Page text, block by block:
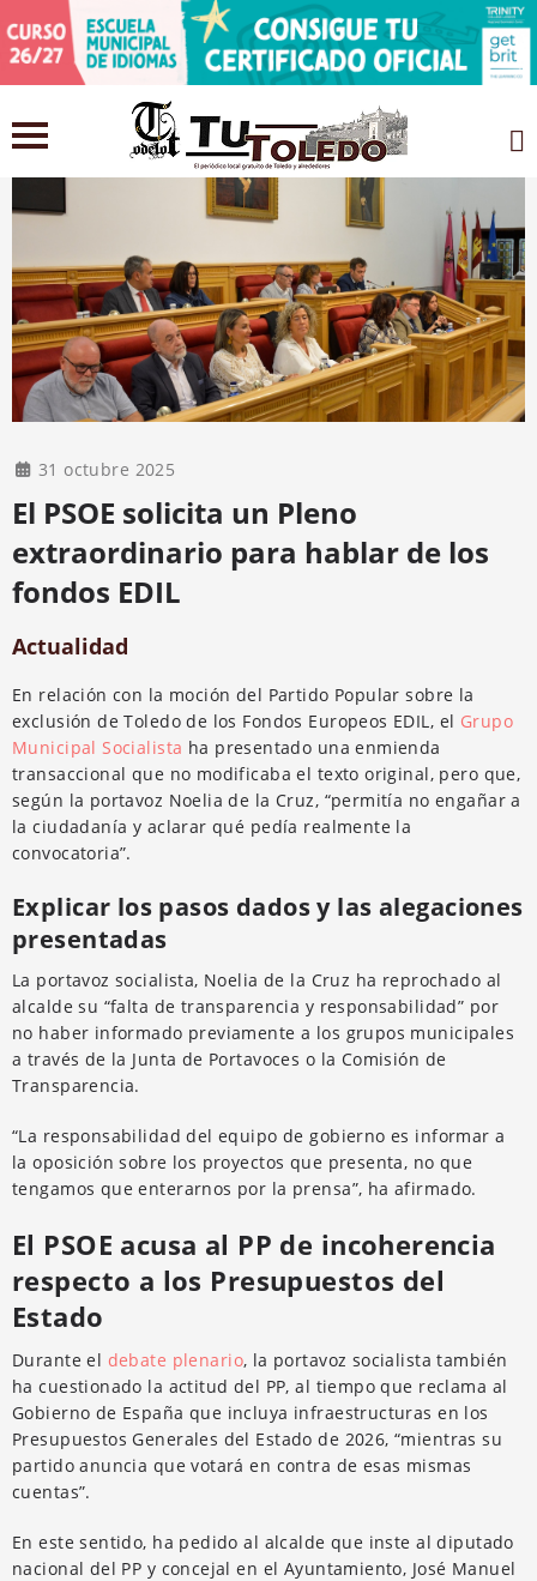
31 octubre 2025
El PSOE solicita un Pleno
extraordinario para hablar de los
fondos EDIL
Actualidad
En relación con la moción del Partido Popular sobre la
exclusión de Toledo de los Fondos Europeos EDIL, el Grupo
Municipal Socialista ha presentado una enmienda
transaccional que no modificaba el texto original, pero que,
según la portavoz Noelia de la Cruz, “permitía no engañar a
la ciudadanía y aclarar qué pedía realmente la
convocatoria”.
Explicar los pasos dados y las alegaciones
presentadas
La portavoz socialista, Noelia de la Cruz ha reprochado al
alcalde su “falta de transparencia y responsabilidad” por
no haber informado previamente a los grupos municipales
a través de la Junta de Portavoces o la Comisión de
Transparencia.
“La responsabilidad del equipo de gobierno es informar a
la oposición sobre los proyectos que presenta, no que
tengamos que enterarnos por la prensa”, ha afirmado.
El PSOE acusa al PP de incoherencia
respecto a los Presupuestos del
Estado
Durante el debate plenario, la portavoz socialista también
ha cuestionado la actitud del PP, al tiempo que reclama al
Gobierno de España que incluya infraestructuras en los
Presupuestos Generales del Estado de 2026, “mientras su
partido anuncia que votará en contra de esas mismas
cuentas”.
En este sentido, ha pedido al alcalde que inste al diputado
nacional del PP y concejal en el Ayuntamiento, José Manuel